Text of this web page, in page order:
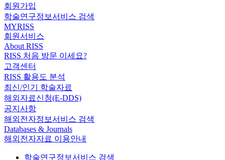
회원가입
학술연구정보서비스 검색
MYRISS
회원서비스
About RISS
RISS 처음 방문 이세요?
고객센터
RISS 활용도 분석
최신/인기 학술자료
해외자료신청(E-DDS)
공지사항
해외전자정보서비스 검색
Databases & Journals
해외전자자료 이용안내
학술연구정보서비스 검색